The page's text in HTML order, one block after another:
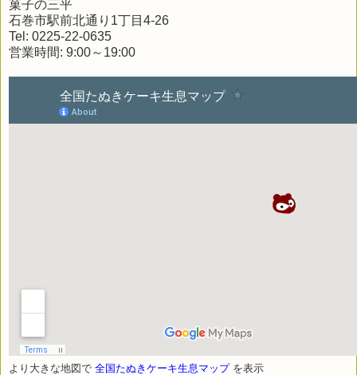
菓子の三平
石巻市駅前北通り1丁目4-26
Tel: 0225-22-0635
営業時間: 9:00～19:00
より大きな地図で 全国たぬきケーキ生息マップを表示